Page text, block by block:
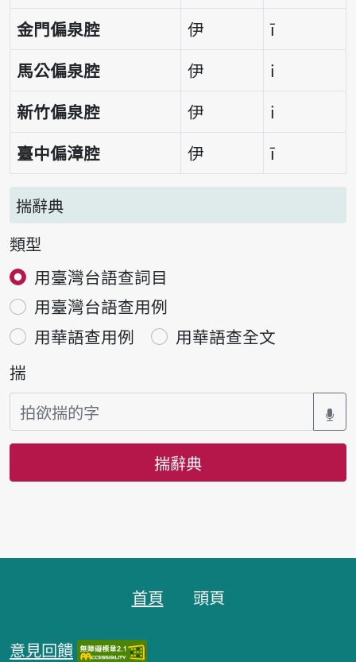
金門偏泉腔
伊
ī
馬公偏泉腔
伊
i
新竹偏泉腔
伊
i
臺中偏漳腔
伊 ī
揣辭典
類型
用臺灣台語查詞目
用臺灣台語查用例
用華語查用例
用華語查全文
揣
揣辭典
首頁 頭頁
意見回饋